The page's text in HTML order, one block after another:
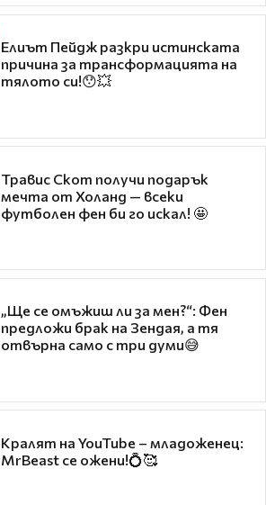
Елиът Пейдж разкри истинската
причина за трансформацията на
тялото си!😯💥
Травис Скот получи подарък
мечта от Холанд — всеки
футболен фен би го искал! 🤩
„Ще се омъжиш ли за мен?“: Фен
предложи брак на Зендая, а тя
отвърна само с три думи😅
Кралят на YouTube – младоженец:
MrBeast се ожени!💍🥰